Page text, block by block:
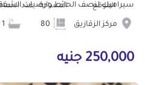
سيراميك لنصف الحائط وارضيات الشقة
الموقع
مركز الزقازيق
المساحة عدد
250,000 جنيه